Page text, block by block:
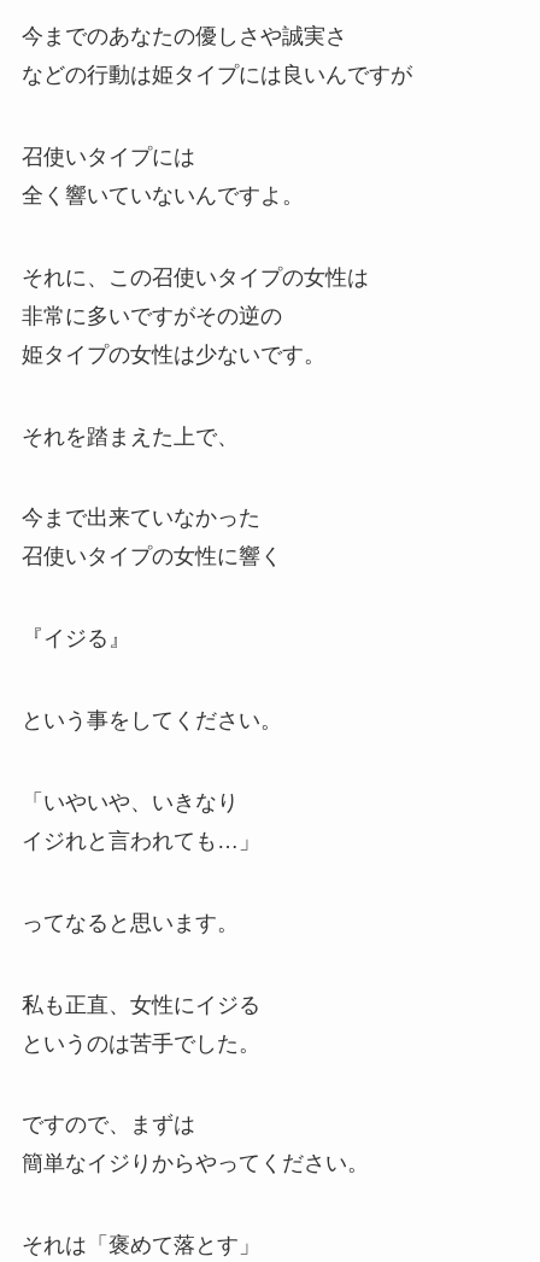
今までのあなたの優しさや誠実さ
などの行動は姫タイプには良いんですが
召使いタイプには
全く響いていないんですよ。
それに、この召使いタイプの女性は
非常に多いですがその逆の
姫タイプの女性は少ないです。
それを踏まえた上で、
今まで出来ていなかった
召使いタイプの女性に響く
『イジる』
という事をしてください。
「いやいや、いきなり
イジれと言われても…」
ってなると思います。
私も正直、女性にイジる
というのは苦手でした。
ですので、まずは
簡単なイジりからやってください。
それは「褒めて落とす」